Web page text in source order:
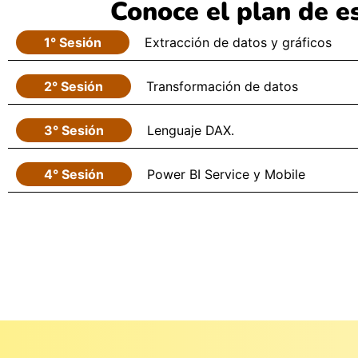
Conoce el plan de
1° Sesión Extracción de datos y gráficos
2° Sesión Transformación de datos
3° Sesión Lenguaje DAX.
4° Sesión Power BI Service y Mobile